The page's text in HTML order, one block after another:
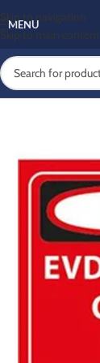
Skip to navigation
Skip to main content
MENU